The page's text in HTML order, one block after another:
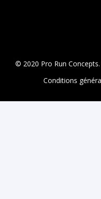
© 2020 Pro Run
Conditions